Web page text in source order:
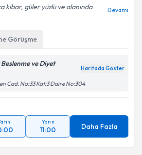
kibar, güler yüzlü ve alanında
Devamı
Görüşme
ve Diyet
Haritada Göster
Cad. No:33 Kat:3 Daire No:304
Yarın
11:00 Daha Fazla